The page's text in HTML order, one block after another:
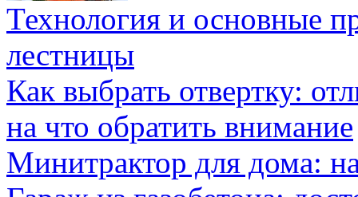
Технология и основные
лестницы
Как выбрать отвертку:
на что обратить внимание
Минитрактор для дома: